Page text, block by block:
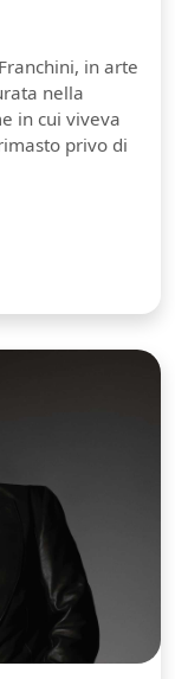
in arte
nella
in cui viveva
privo di